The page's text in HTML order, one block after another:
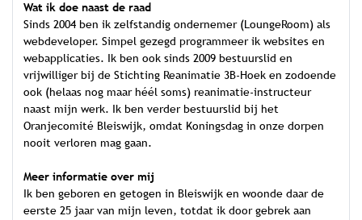
Wat ik doe naast de raad
Sinds 2004 ben ik zelfstandig ondernemer (LoungeRoom) als
webdeveloper. Simpel gezegd programmeer ik websites en
webapplicaties. Ik ben ook sinds 2009 bestuurslid en
vrijwilliger bij de Stichting Reanimatie 3B-Hoek en zodoende
ook (helaas nog maar héél soms) reanimatie-instructeur
naast mijn werk. Ik ben verder bestuurslid bij het
Oranjecomité Bleiswijk, omdat Koningsdag in onze dorpen
nooit verloren mag gaan.
Meer informatie over mij
Ik ben geboren en getogen in Bleiswijk en woonde daar de
eerste 25 jaar van mijn leven, totdat ik door gebrek aan